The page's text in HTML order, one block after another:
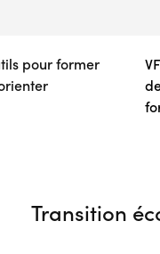
pour former
Transition